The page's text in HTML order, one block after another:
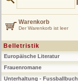
Warenkorb
Der Warenkorb ist leer
Belletristik
Europäische Literatur
Frauenromane
Unterhaltung - Fussballbuch